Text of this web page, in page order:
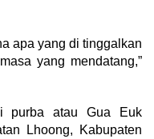
apa yang di tinggalkan
yang mendatang,”
purba atau Gua Euk
Lhoong, Kabupaten